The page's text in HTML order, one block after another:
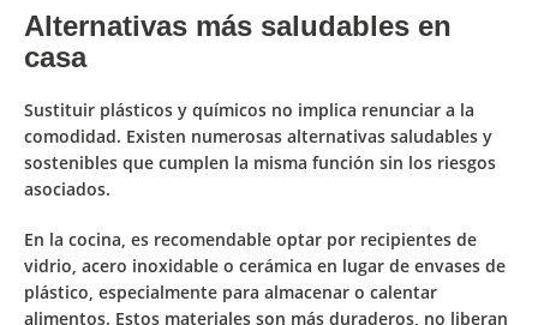
Alternativas más saludables en
casa
Sustituir plásticos y químicos no implica renunciar a la
comodidad. Existen numerosas alternativas saludables y
sostenibles que cumplen la misma función sin los riesgos
asociados.
En la cocina, es recomendable optar por recipientes de
vidrio, acero inoxidable o cerámica en lugar de envases de
plástico, especialmente para almacenar o calentar
alimentos. Estos materiales son más duraderos, no liberan